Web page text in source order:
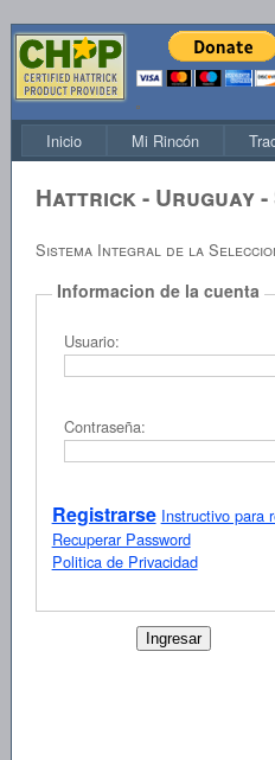
Inicio Mi Rincón
Hattrick - Uruguay -
Sistema Integral de la
Informacion de la cuenta
Usuario:
Contraseña:
Registrarse Instructivo para
Recuperar Password
Politica de Privacidad